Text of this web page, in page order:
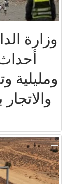
وزارة
ومليلية